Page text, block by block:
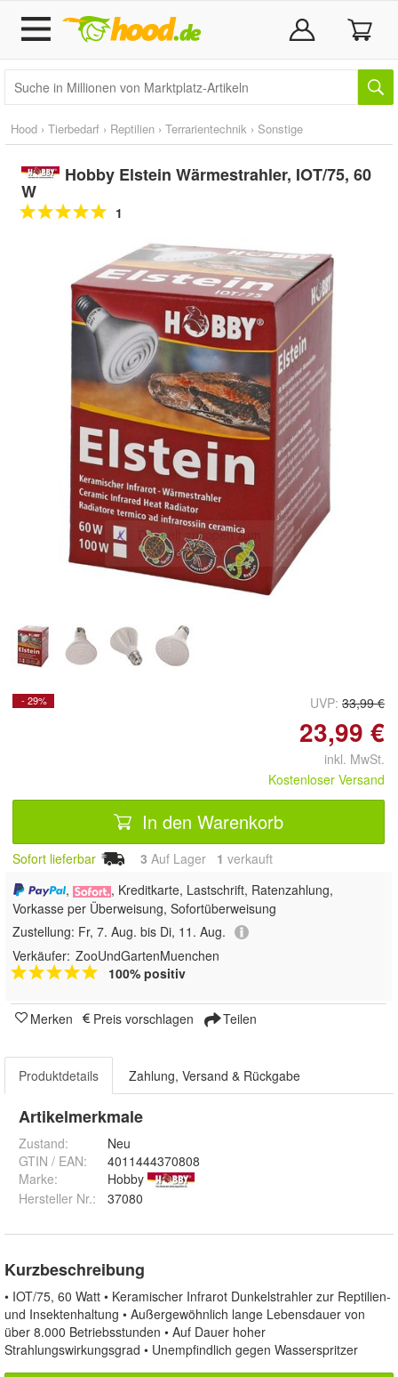
Hood › Tierbedarf › Reptilien › Terrarientechnik › Sonstige
Hobby Elstein Wärmestrahler, IOT/75, 60
W
1
Doppelt antippen zum
vergrößern
- 29% UVP: 33,99 €
23,99 €
inkl. MwSt.
Kostenloser Versand
In den Warenkorb
Sofort lieferbar 3 Auf Lager 1 verkauft
,
, Kreditkarte, Lastschrift, Ratenzahlung,
Vorkasse per Überweisung, Sofortüberweisung
Zustellung: Fr, 7. Aug. bis Di, 11. Aug.
Verkäufer: ZooUndGartenMuenchen
100% positiv
Merken Preis vorschlagen Teilen
Produktdetails Zahlung, Versand & Rückgabe
Artikelmerkmale
Zustand:
Neu
GTIN / EAN:
4011444370808
Marke:
Hobby
Hersteller Nr.:
37080
Kurzbeschreibung
• IOT/75, 60 Watt • Keramischer Infrarot Dunkelstrahler zur Reptilien-
und Insektenhaltung • Außergewöhnlich lange Lebensdauer von
über 8.000 Betriebsstunden • Auf Dauer hoher
Strahlungswirkungsgrad • Unempfindlich gegen Wasserspritzer